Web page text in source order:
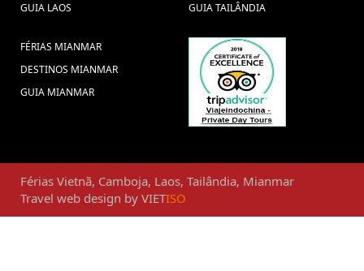
GUIA LAOS
GUIA TAILÂNDIA
FÉRIAS MIANMAR
DESTINOS MIANMAR
GUIA MIANMAR
Férias Vietnã, Camboja, Laos, Tailândia, Mianmar
Travel web design by VIETISO